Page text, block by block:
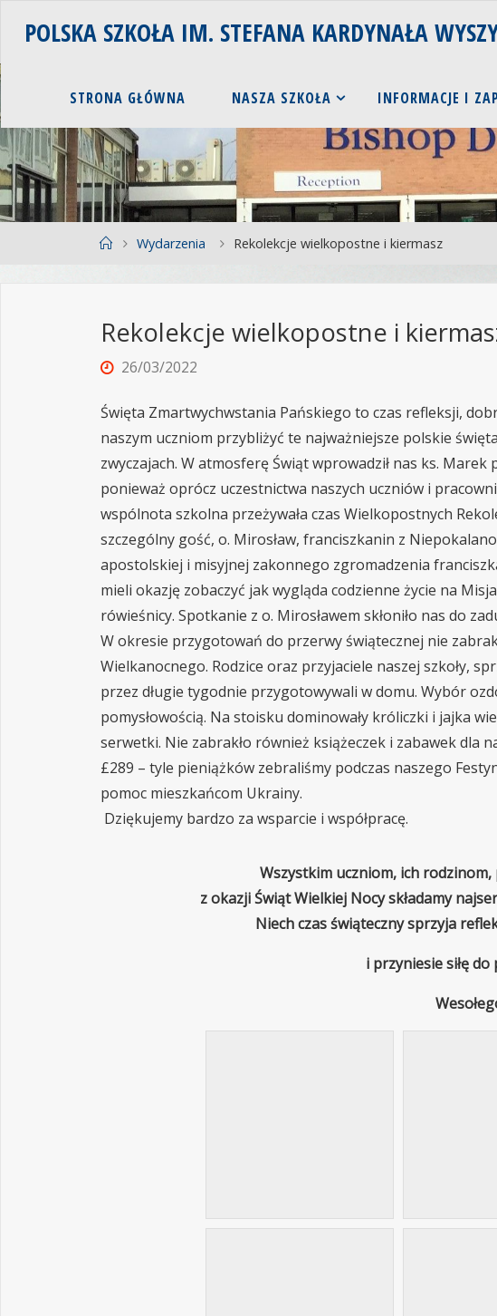
POLSKA SZKOŁA IM. STEFANA KARDYNAŁA
STRONA GŁÓWNA NASZA SZKOŁA INFORMACJE I
Wydarzenia Rekolekcje wielkopostne i kiermasz
Rekolekcje wielkopostne i
26/03/2022
Święta Zmartwychwstania Pańskiego to czas refleksji,
naszym uczniom przybliżyć te najważniejsze polskie
zwyczajach. W atmosferę Świąt wprowadził nas ks.
ponieważ oprócz uczestnictwa naszych uczniów i
wspólnota szkolna przeżywała czas Wielkopostnych
szczególny gość, o. Mirosław, franciszkanin z
apostolskiej i misyjnej zakonnego zgromadzenia
mieli okazję zobaczyć jak wygląda codzienne życie na
rówieśnicy. Spotkanie z o. Mirosławem skłoniło nas do
W okresie przygotowań do przerwy świątecznej nie
Wielkanocnego. Rodzice oraz przyjaciele naszej szkoły,
przez długie tygodnie przygotowywali w domu. Wybór
pomysłowością. Na stoisku dominowały króliczki i jajka
serwetki. Nie zabrakło również książeczek i zabawek dla
£289 – tyle pieniążków zebraliśmy podczas naszego
pomoc mieszkańcom Ukrainy.
Dziękujemy bardzo za wsparcie i współpracę.
Wszystkim uczniom, ich rodzinom,
z okazji Świąt Wielkiej Nocy składamy
Niech czas świąteczny sprzyja
i przyniesie siłę